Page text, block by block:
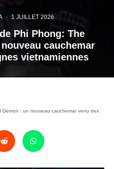
· 1 JUILLET 2026
Phi Phong: The
cauchemar
vietnamiennes
: un nouveau cauchemar venu des